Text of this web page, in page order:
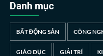
Danh mục
BẤT ĐỘNG SẢN CÔNG
GIÁO DỤC GIẢI TRÍ